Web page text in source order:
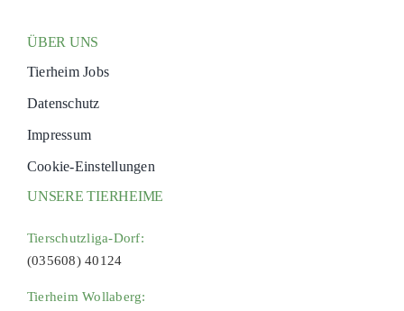
ÜBER UNS
Tierheim Jobs
Datenschutz
Impressum
Cookie-Einstellungen
UNSERE TIERHEIME
Tierschutzliga-Dorf:
(035608) 40124
Tierheim Wollaberg: